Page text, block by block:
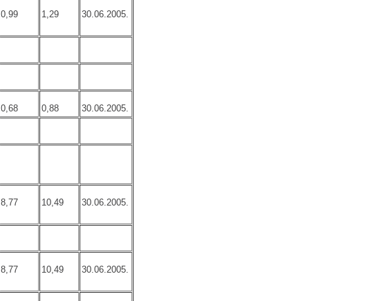
0,99 1,29 30.06.2005.
0,68 0,88 30.06.2005.
8,77 10,49 30.06.2005.
8,77 10,49 30.06.2005.